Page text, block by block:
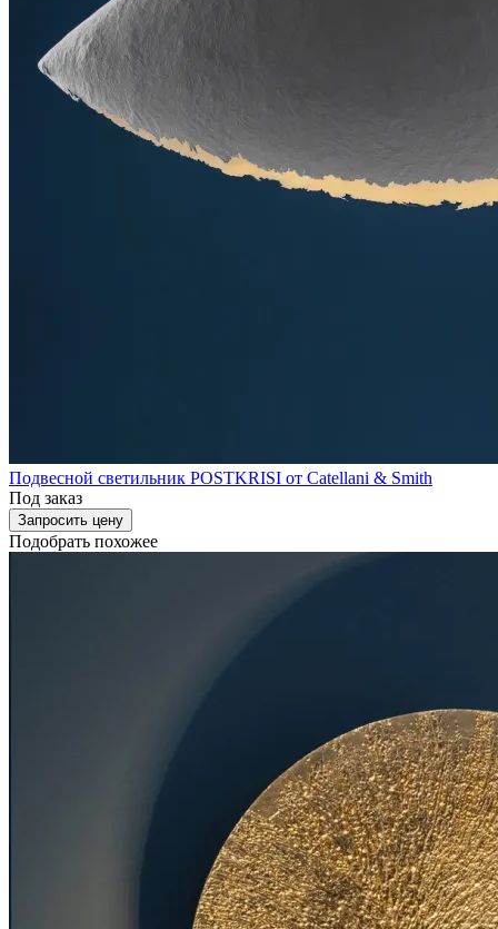
Подвесной светильник POSTKRISI от Catellani & Smith
Под заказ
Запросить цену
Подобрать похожее